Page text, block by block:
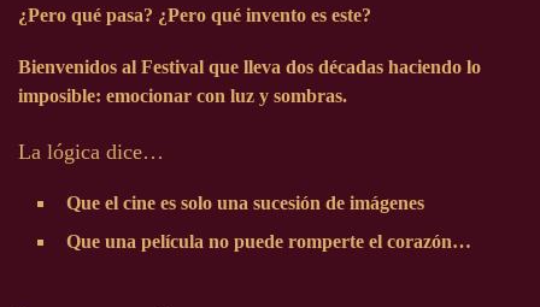
¿Pero qué pasa? ¿Pero qué invento es este?
Bienvenidos al Festival que lleva dos décadas haciendo lo
imposible: emocionar con luz y sombras.
La lógica dice…
Que el cine es solo una sucesión de imágenes
Que una película no puede romperte el corazón…